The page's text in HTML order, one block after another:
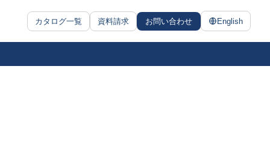
カタログ一覧 資料請求 お問い合わせ English